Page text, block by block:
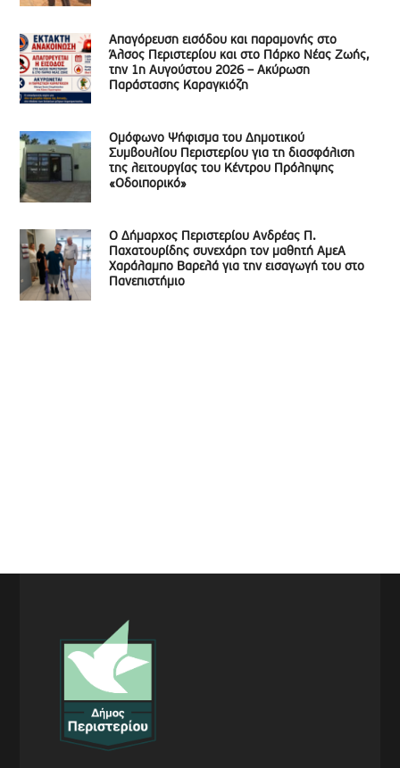
Απαγόρευση εισόδου και παραμονής στο
Άλσος Περιστερίου και στο Πάρκο Νέας Ζωής,
την 1η Αυγούστου 2026 – Ακύρωση
Παράστασης Καραγκιόζη
Ομόφωνο Ψήφισμα του Δημοτικού
Συμβουλίου Περιστερίου για τη διασφάλιση
της λειτουργίας του Κέντρου Πρόληψης
«Οδοιπορικό»
Ο Δήμαρχος Περιστερίου Ανδρέας Π.
Παχατουρίδης συνεχάρη τον μαθητή ΑμεΑ
Χαράλαμπο Βαρελά για την εισαγωγή του στο
Πανεπιστήμιο